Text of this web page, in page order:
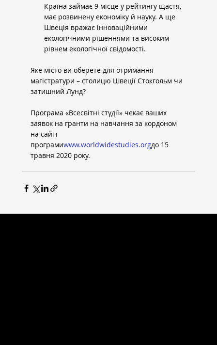
Країна займає 9 місце у рейтингу щастя,
має розвинену економіку й науку. А ще
Швеція вражає інноваційними
екологічними рішеннями та високим
рівнем екологічної свідомості.
Яке місто ви оберете для отримання
магістратури – столицю Швеції Стокгольм чи
затишний Лунд?
Програма «Всесвітні студії» чекає ваших
заявок на гранти на навчання за кордоном
на сайті
програмиwww.worldwidestudies.orgдо 15
травня 2020 року.